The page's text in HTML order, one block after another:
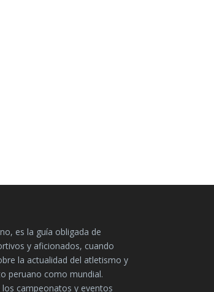
es la guía obligada de
y aficionados, cuando
la actualidad del atletismo y
peruano como mundial.
campeonatos y eventos